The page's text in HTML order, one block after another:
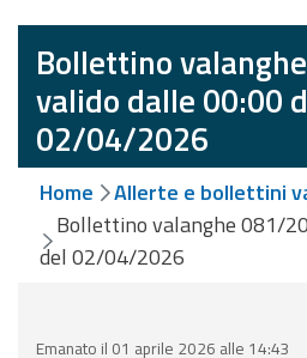
Allerte e
Bollettini
Meteo
Allerte e
Bollettini
Valanghe
Bollettino
valido dalle 00:00
02/04/2026
Home
Allerte e bollettini
Bollettino valanghe 081/
del 02/04/2026
Emanato il 01 aprile 2026 alle 14:43